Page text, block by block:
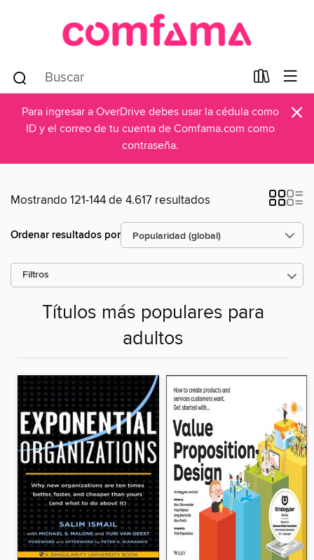
Para ingresar a OverDrive debes usar la cédula como
ID y el correo de tu cuenta de Comfama.com como
contraseña.
×
Mostrando 121-144 de 4.617 resultados
Ordenar resultados por
Filtros
Títulos más populares para
adultos